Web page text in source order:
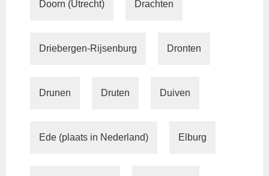
Doorn (Utrecht) Drachten
Driebergen-Rijsenburg Dronten
Drunen Druten Duiven
Ede (plaats in Nederland) Elburg